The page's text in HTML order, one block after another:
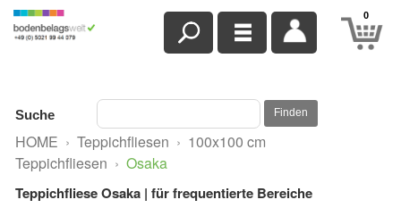
0
Suche Finden
HOME › Teppichfliesen › 100x100 cm
Teppichfliesen › Osaka
Teppichfliese Osaka | für frequentierte Bereiche